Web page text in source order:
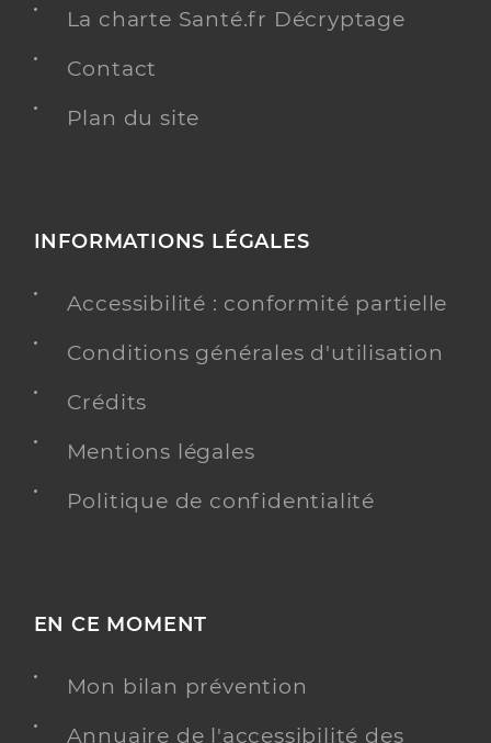
La charte Santé.fr Décryptage
Contact
Plan du site
INFORMATIONS LÉGALES
Accessibilité : conformité partielle
Conditions générales d'utilisation
Crédits
Mentions légales
Politique de confidentialité
EN CE MOMENT
Mon bilan prévention
Annuaire de l'accessibilité des